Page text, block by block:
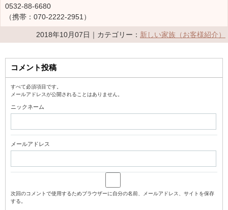
0532-88-6680
（携帯：070-2222-2951）
2018年10月07日｜カテゴリー： 新しい家族（お客様紹介）
コメント投稿
すべて必須項目です。
メールアドレスが公開されることはありません。
ニックネーム
メールアドレス
次回のコメントで使用するためブラウザーに自分の名前、メールアドレス、サイトを保存
する。